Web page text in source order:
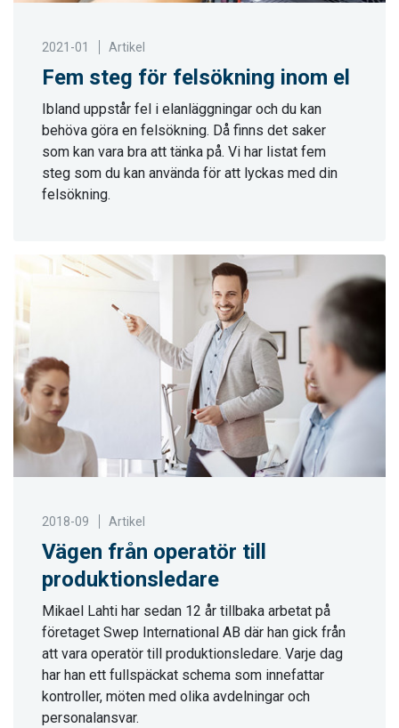
2021-01 Artikel
Fem steg för felsökning inom el
Ibland uppstår fel i elanläggningar och du kan
behöva göra en felsökning. Då finns det saker
som kan vara bra att tänka på. Vi har listat fem
steg som du kan använda för att lyckas med din
felsökning.
2018-09 Artikel
Vägen från operatör till
produktionsledare
Mikael Lahti har sedan 12 år tillbaka arbetat på
företaget Swep International AB där han gick från
att vara operatör till produktionsledare. Varje dag
har han ett fullspäckat schema som innefattar
kontroller, möten med olika avdelningar och
personalansvar.